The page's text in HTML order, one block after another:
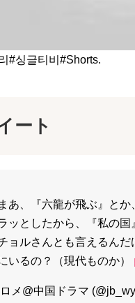
#싱글티비#Shorts.
ート
あ、『六龍が飛ぶ』とか
ッとしたから、『私の
ョルさんとも言えるん
いるの？（現代ものか）
メ@中国ドラマ